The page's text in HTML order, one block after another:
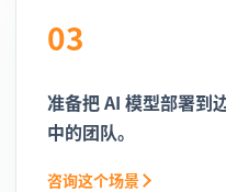
03
准备把 AI 模型部署到
中的团队。
咨询这个场景